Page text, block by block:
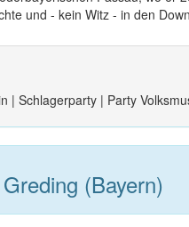
und - kein Witz - in den
| Schlagerparty | Party
(Bayern)